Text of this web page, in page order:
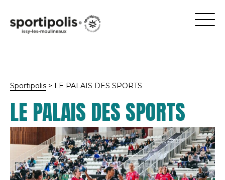
Sportipolis > LE PALAIS DES SPORTS
LE PALAIS DES SPORTS